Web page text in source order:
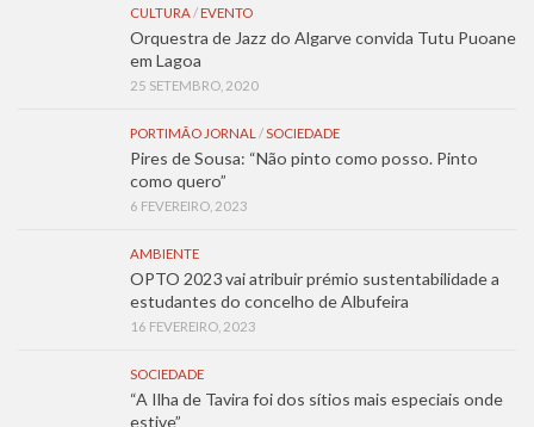
CULTURA/ EVENTO
Orquestra de Jazz do Algarve convida Tutu Puoane
em Lagoa
25 SETEMBRO, 2020
PORTIMÃO JORNAL /SOCIEDADE
Pires de Sousa: “Não pinto como posso. Pinto
como quero”
6 FEVEREIRO, 2023
AMBIENTE
OPTO 2023 vai atribuir prémio sustentabilidade a
estudantes do concelho de Albufeira
16 FEVEREIRO, 2023
SOCIEDADE
“A Ilha de Tavira foi dos sítios mais especiais onde
estive”